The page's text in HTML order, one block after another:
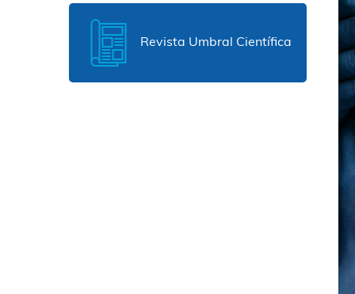
Revista Umbral Científica